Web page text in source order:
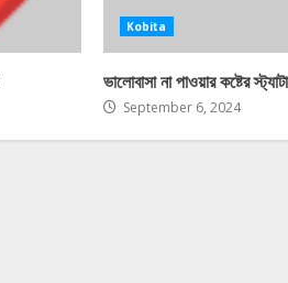
Kobita
ভালোবাসা না পাওয়ার কষ্টের
September 6, 2024